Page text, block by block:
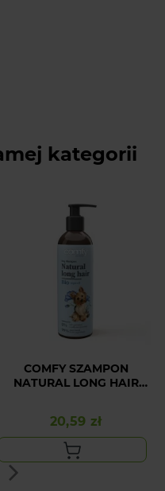
kategorii
COMFY SZAMPON
NATURAL LONG HAIR
Cena
20,59 zł